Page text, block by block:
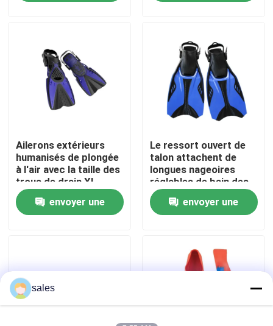
Au sujet de nous
Visite d'usine
Nouvelles
Cas
Anti brouillard lunettes de natation
Ailerons extérieurs
humanisés de plongée
à l'air avec la taille des
trous de drain XL
envoyer une
Le ressort ouvert de
talon attachent de
longues nageoires
réglables de bain des
ailerons TPR pp de
plongée à l'air
naviguent au
envoyer une
sales